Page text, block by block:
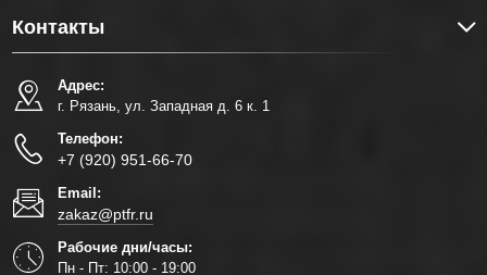
Контакты
Адрес:
г. Рязань, ул. Западная д. 6 к. 1
Телефон:
+7 (920) 951-66-70
Email:
zakaz@ptfr.ru
Рабочие дни/часы:
Пн - Пт: 10:00 - 19:00